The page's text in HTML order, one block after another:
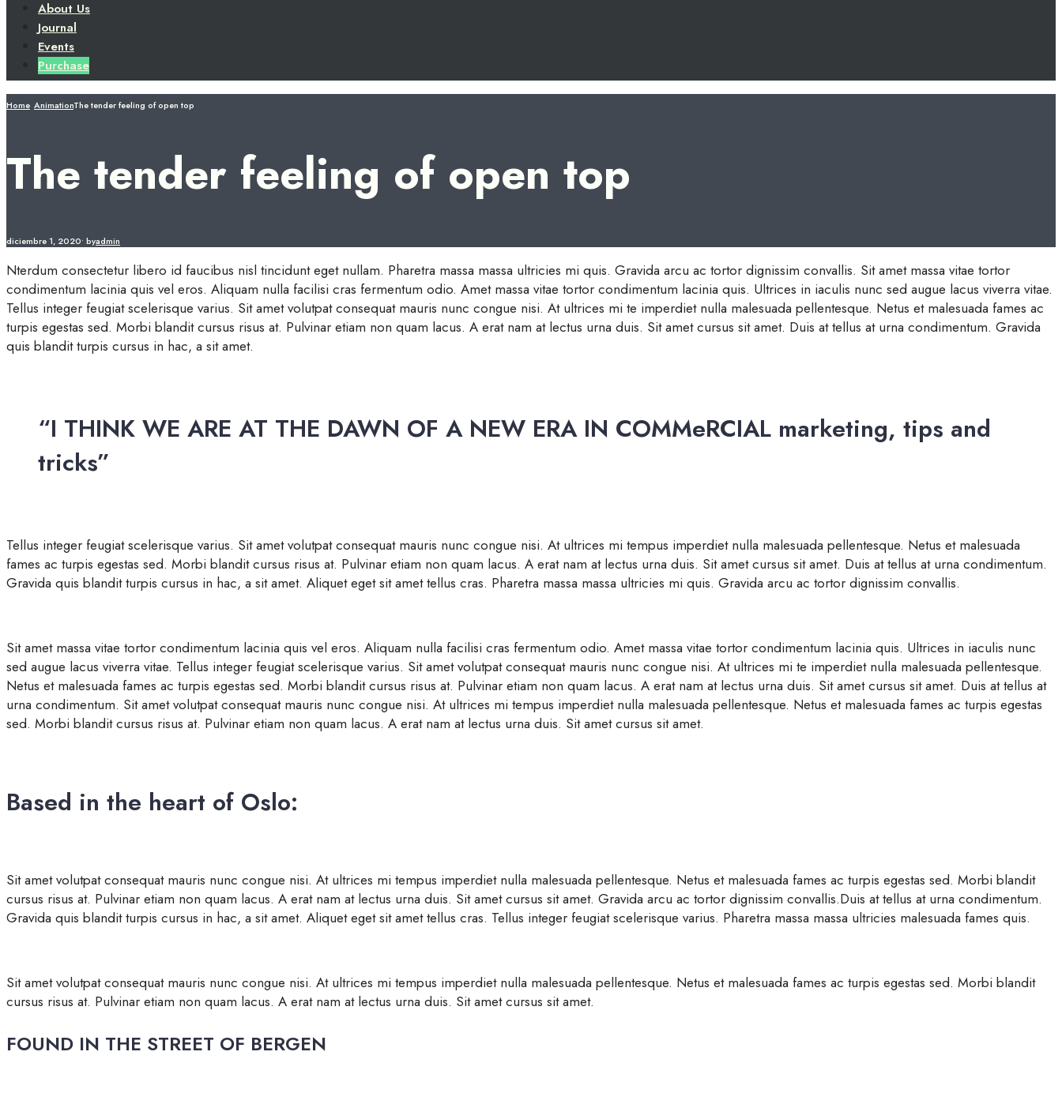
About Us
Journal
Events
Purchase
Home AnimationThe tender feeling of open top
The tender feeling of open top
diciembre 1, 2020• byadmin
Nterdum consectetur libero id faucibus nisl tincidunt eget nullam. Pharetra massa massa ultricies mi quis. Gravida arcu ac tortor dignissim convallis. Sit amet massa vitae tortor
condimentum lacinia quis vel eros. Aliquam nulla facilisi cras fermentum odio. Amet massa vitae tortor condimentum lacinia quis. Ultrices in iaculis nunc sed augue lacus viverra vitae.
Tellus integer feugiat scelerisque varius. Sit amet volutpat consequat mauris nunc congue nisi. At ultrices mi te imperdiet nulla malesuada pellentesque. Netus et malesuada fames ac
turpis egestas sed. Morbi blandit cursus risus at. Pulvinar etiam non quam lacus. A erat nam at lectus urna duis. Sit amet cursus sit amet. Duis at tellus at urna condimentum. Gravida
quis blandit turpis cursus in hac, a sit amet.
“I THINK WE ARE AT THE DAWN OF A NEW ERA IN COMMeRCIAL marketing, tips and
tricks”
Tellus integer feugiat scelerisque varius. Sit amet volutpat consequat mauris nunc congue nisi. At ultrices mi tempus imperdiet nulla malesuada pellentesque. Netus et malesuada
fames ac turpis egestas sed. Morbi blandit cursus risus at. Pulvinar etiam non quam lacus. A erat nam at lectus urna duis. Sit amet cursus sit amet. Duis at tellus at urna condimentum.
Gravida quis blandit turpis cursus in hac, a sit amet. Aliquet eget sit amet tellus cras. Pharetra massa massa ultricies mi quis. Gravida arcu ac tortor dignissim convallis.
Sit amet massa vitae tortor condimentum lacinia quis vel eros. Aliquam nulla facilisi cras fermentum odio. Amet massa vitae tortor condimentum lacinia quis. Ultrices in iaculis nunc
sed augue lacus viverra vitae. Tellus integer feugiat scelerisque varius. Sit amet volutpat consequat mauris nunc congue nisi. At ultrices mi te imperdiet nulla malesuada pellentesque.
Netus et malesuada fames ac turpis egestas sed. Morbi blandit cursus risus at. Pulvinar etiam non quam lacus. A erat nam at lectus urna duis. Sit amet cursus sit amet. Duis at tellus at
urna condimentum. Sit amet volutpat consequat mauris nunc congue nisi. At ultrices mi tempus imperdiet nulla malesuada pellentesque. Netus et malesuada fames ac turpis egestas
sed. Morbi blandit cursus risus at. Pulvinar etiam non quam lacus. A erat nam at lectus urna duis. Sit amet cursus sit amet.
Based in the heart of Oslo:
Sit amet volutpat consequat mauris nunc congue nisi. At ultrices mi tempus imperdiet nulla malesuada pellentesque. Netus et malesuada fames ac turpis egestas sed. Morbi blandit
cursus risus at. Pulvinar etiam non quam lacus. A erat nam at lectus urna duis. Sit amet cursus sit amet. Gravida arcu ac tortor dignissim convallis.Duis at tellus at urna condimentum.
Gravida quis blandit turpis cursus in hac, a sit amet. Aliquet eget sit amet tellus cras. Tellus integer feugiat scelerisque varius. Pharetra massa massa ultricies malesuada fames quis.
Sit amet volutpat consequat mauris nunc congue nisi. At ultrices mi tempus imperdiet nulla malesuada pellentesque. Netus et malesuada fames ac turpis egestas sed. Morbi blandit
cursus risus at. Pulvinar etiam non quam lacus. A erat nam at lectus urna duis. Sit amet cursus sit amet.
FOUND IN THE STREET OF BERGEN